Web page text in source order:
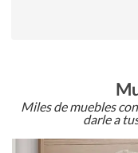
Miles de muebles
darle a